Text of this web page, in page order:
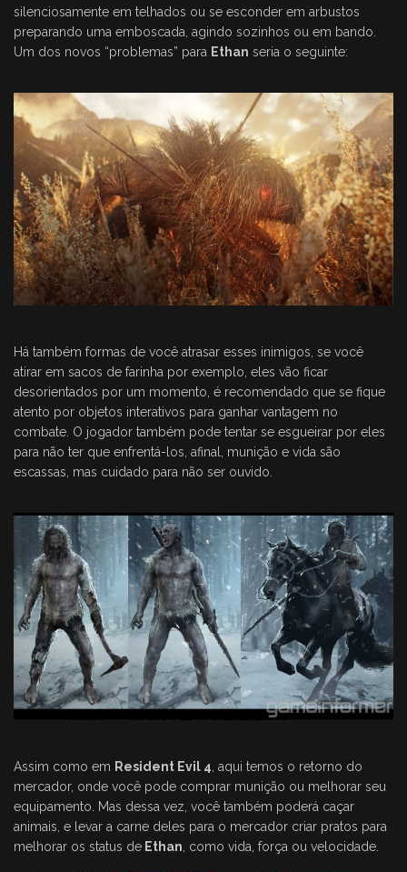
silenciosamente em telhados ou se esconder em arbustos
preparando uma emboscada, agindo sozinhos ou em bando.
Um dos novos “problemas” para Ethan seria o seguinte:
Há também formas de você atrasar esses inimigos, se você
atirar em sacos de farinha por exemplo, eles vão ficar
desorientados por um momento, é recomendado que se fique
atento por objetos interativos para ganhar vantagem no
combate. O jogador também pode tentar se esgueirar por eles
para não ter que enfrentá-los, afinal, munição e vida são
escassas, mas cuidado para não ser ouvido.
Assim como em Resident Evil 4, aqui temos o retorno do
mercador, onde você pode comprar munição ou melhorar seu
equipamento. Mas dessa vez, você também poderá caçar
animais, e levar a carne deles para o mercador criar pratos para
melhorar os status de Ethan, como vida, força ou velocidade.